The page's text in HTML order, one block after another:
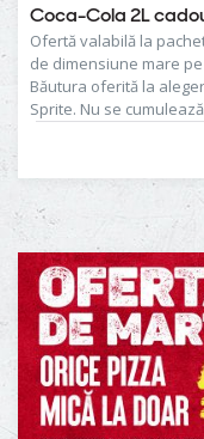
Coca-Cola 2L
Ofertă valabilă la
de dimensiune mare
Băutura oferită la
Sprite. Nu se